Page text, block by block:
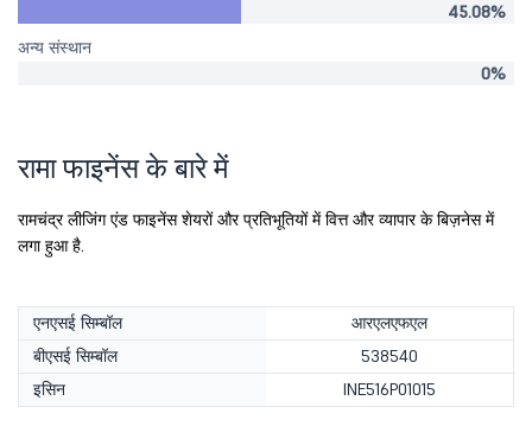
45.08%
अन्य संस्थान
0%
रामा फाइनेंस के बारे में
रामचंद्र लीजिंग एंड फाइनेंस शेयरों और प्रतिभूतियों में वित्त और व्यापार के बिज़नेस में
लगा हुआ है.
एनएसई सिम्बॉल
आरएलएफएल
बीएसई सिम्बॉल
538540
इसिन
INE516P01015